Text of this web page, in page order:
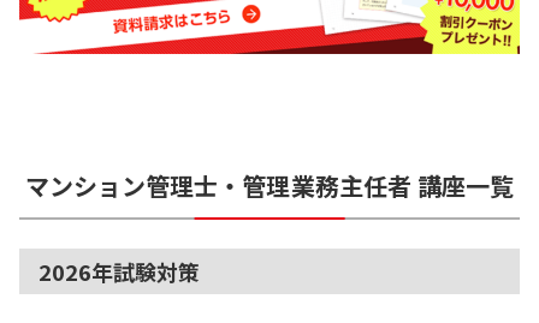
マンション管理士・管理業務主任者 講座一覧
2026年試験対策